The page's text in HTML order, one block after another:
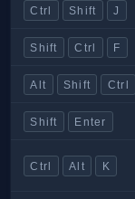
Ctrl Shift J
Shift Ctrl F
Alt Shift Ctrl
Shift Enter
Ctrl Alt K